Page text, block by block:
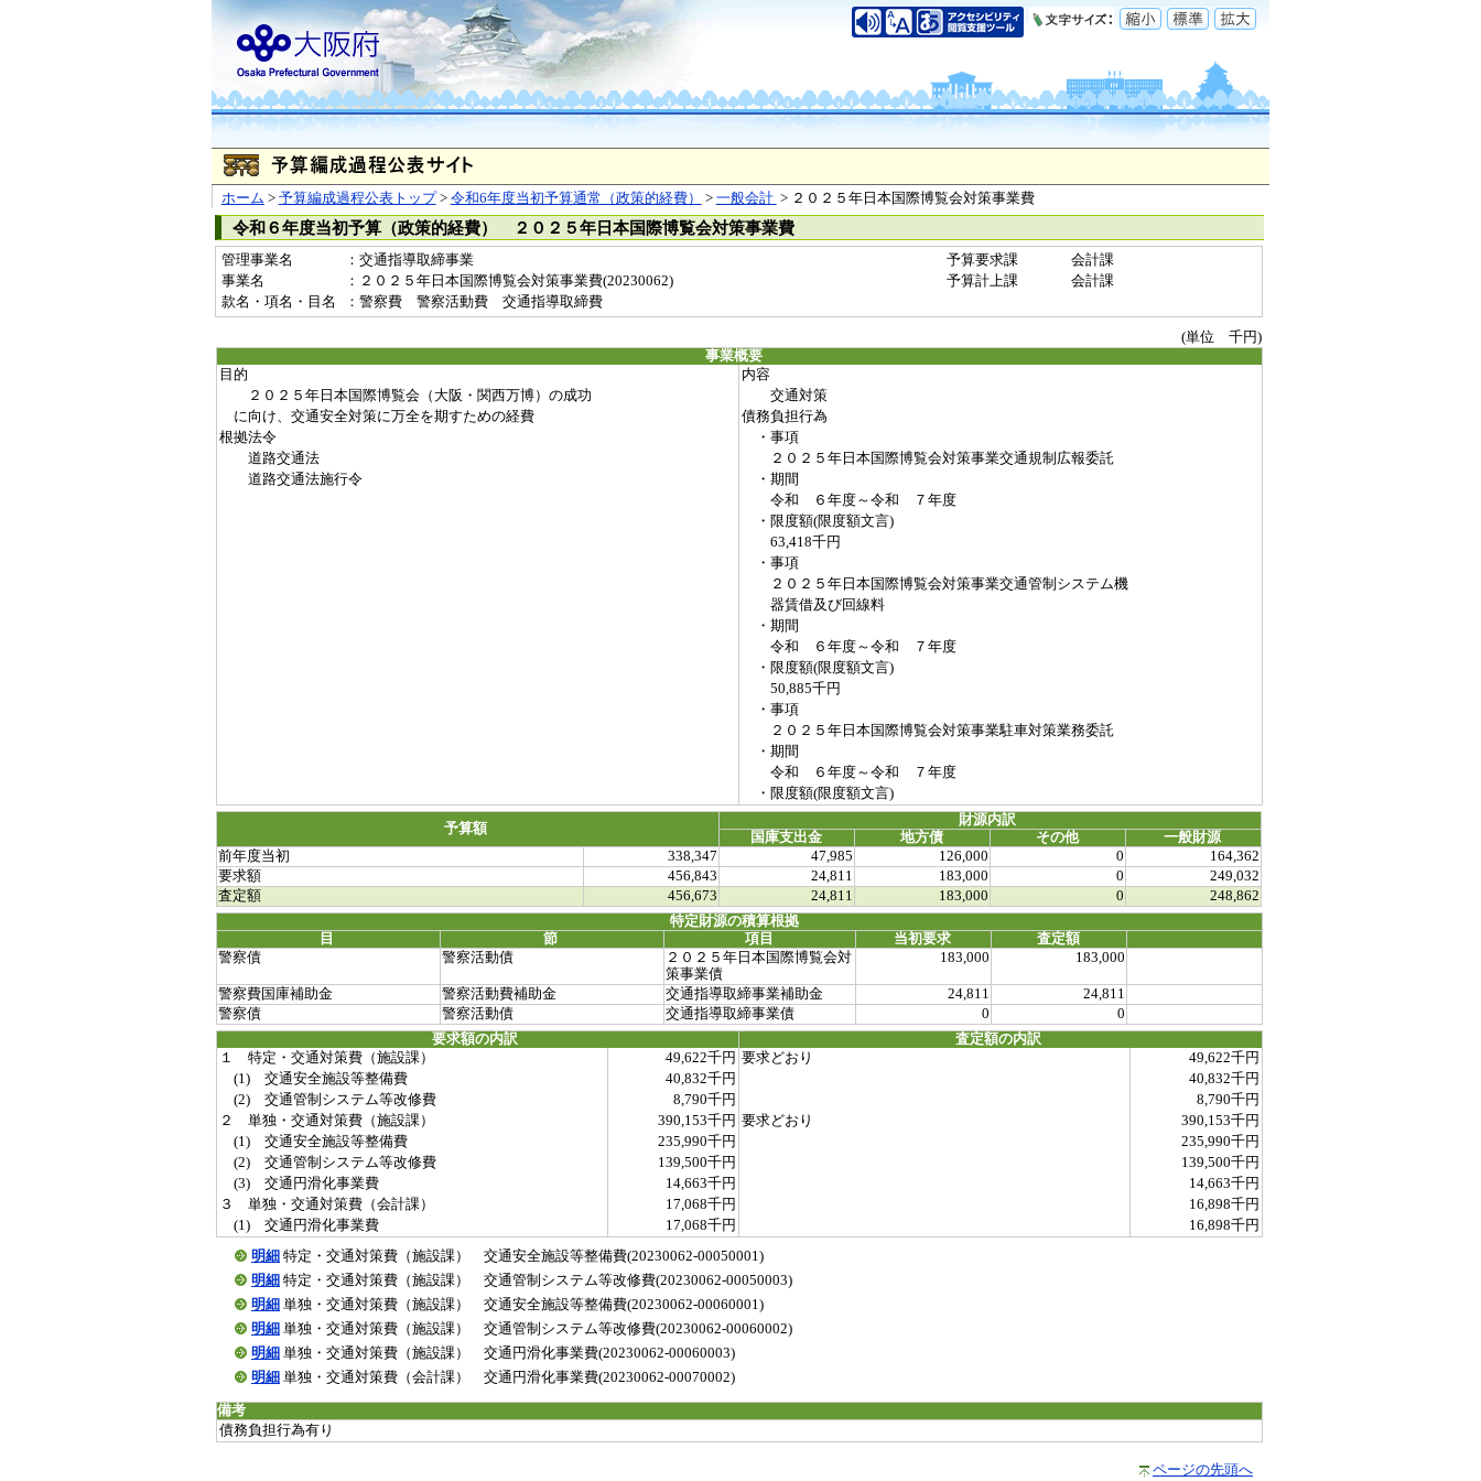
ホーム > 予算編成過程公表トップ> 令和6年度当初予算通常（政策的経費） > 一般会計 > ２０２５年日本国際博覧会対策事業費
令和６年度当初予算（政策的経費） ２０２５年日本国際博覧会対策事業費
管理事業名 ：交通指導取締事業 予算要求課
会計課
事業名
：２０２５年日本国際博覧会対策事業費(20230062) 予算計上課
会計課
款名・項名・目名
：警察費 警察活動費 交通指導取締費
(単位 千円)
事業概要
目的
内容
２０２５年日本国際博覧会（大阪・関西万博）の成功
交通対策
に向け、交通安全対策に万全を期すための経費
債務負担行為
根拠法令
・事項
道路交通法
２０２５年日本国際博覧会対策事業交通規制広報委託
道路交通法施行令
・期間
令和 ６年度～令和 ７年度
・限度額(限度額文言)
63,418千円
・事項
２０２５年日本国際博覧会対策事業交通管制システム機
器賃借及び回線料
・期間
令和 ６年度～令和 ７年度
・限度額(限度額文言)
50,885千円
・事項
２０２５年日本国際博覧会対策事業駐車対策業務委託
・期間
令和 ６年度～令和 ７年度
・限度額(限度額文言)
予算額
財源内訳
国庫支出金
地方債 その他
一般財源
前年度当初
338,347 47,985 126,000 0
164,362
要求額
456,843 24,811 183,000 0
249,032
査定額
456,673 24,811 183,000 0
248,862
特定財源の積算根拠
目
節 項目 当初要求
査定額
警察債
警察活動債
２０２５年日本国際博覧会対
策事業債
183,000 183,000
警察費国庫補助金 警察活動費補助金 交通指導取締事業補助金 24,811
24,811
警察債
警察活動債 交通指導取締事業債 0
0
要求額の内訳
査定額の内訳
１ 特定・交通対策費（施設課）
49,622千円 要求どおり
49,622千円
(1) 交通安全施設等整備費
40,832千円
40,832千円
(2) 交通管制システム等改修費
8,790千円
8,790千円
２ 単独・交通対策費（施設課）
390,153千円 要求どおり
390,153千円
(1) 交通安全施設等整備費
235,990千円
235,990千円
(2) 交通管制システム等改修費
139,500千円
139,500千円
(3) 交通円滑化事業費
14,663千円
14,663千円
３ 単独・交通対策費（会計課）
17,068千円
16,898千円
(1) 交通円滑化事業費
17,068千円
16,898千円
明細 特定・交通対策費（施設課） 交通安全施設等整備費(20230062-00050001)
明細 特定・交通対策費（施設課） 交通管制システム等改修費(20230062-00050003)
明細 単独・交通対策費（施設課） 交通安全施設等整備費(20230062-00060001)
明細 単独・交通対策費（施設課） 交通管制システム等改修費(20230062-00060002)
明細 単独・交通対策費（施設課） 交通円滑化事業費(20230062-00060003)
明細 単独・交通対策費（会計課） 交通円滑化事業費(20230062-00070002)
備考
債務負担行為有り
ページの先頭へ